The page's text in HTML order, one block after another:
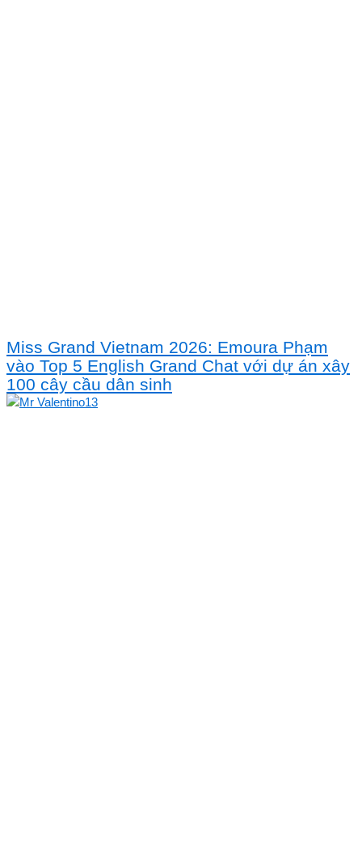
Miss Grand Vietnam 2026: Emoura Phạm
vào Top 5 English Grand Chat với dự án xây
100 cây cầu dân sinh